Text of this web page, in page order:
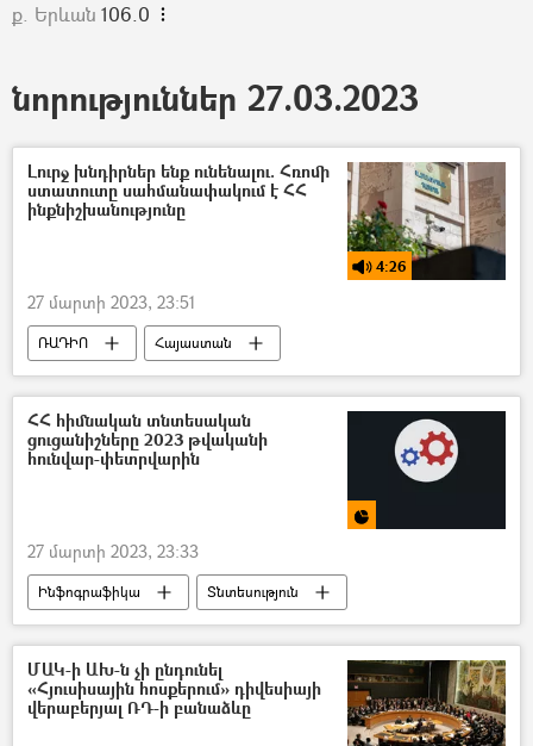
ք. Երևան 106.0
նորություններ 27.03.2023
Լուրջ խնդիրներ ենք ունենալու. Հռոմի
ստատուտը սահմանափակում է ՀՀ
ինքնիշխանությունը
4:26
27 մարտի 2023, 23:51
ՌԱԴԻՈ
Հայաստան
Սահմանադրական դատարան
Վահե Գրիգորյան
պոդկաստ
Հռոմի ստատուտ
ՀՀ հիմնական տնտեսական
ցուցանիշները 2023 թվականի
հունվար-փետրվարին
27 մարտի 2023, 23:33
Ինֆոգրաֆիկա
Տնտեսություն
Հայաստան
ՄԱԿ-ի ԱԽ-ն չի ընդունել
«Հյուսիսային հոսքերում» դիվեսիայի
վերաբերյալ ՌԴ-ի բանաձևը